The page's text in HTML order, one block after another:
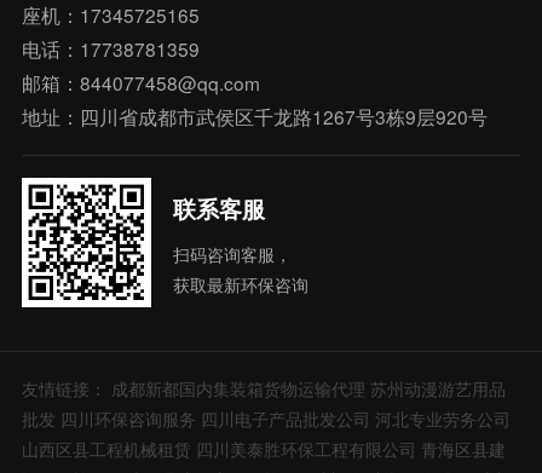
座机：17345725165
电话：17738781359
邮箱：844077458@qq.com
地址：四川省成都市武侯区千龙路1267号3栋9层920号
联系客服
扫码咨询客服，
获取最新环保咨询
友情链接： 成都新都国内集装箱货物运输代理 苏州动漫游艺用品
批发 四川环保咨询服务 四川电子产品批发公司 河北专业劳务公司
山西区县工程机械租赁 四川美泰胜环保工程有限公司 青海区县建